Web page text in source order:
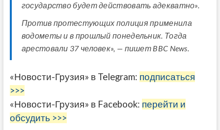
государство будет действовать адекватно».
Против протестующих полиция применила
водометы и в прошлый понедельник. Тогда
арестовали 37 человек», — пишет BBC News.
«Новости-Грузия» в Telegram: подписаться
>>>
«Новости-Грузия» в Facebook: перейти и
обсудить >>>